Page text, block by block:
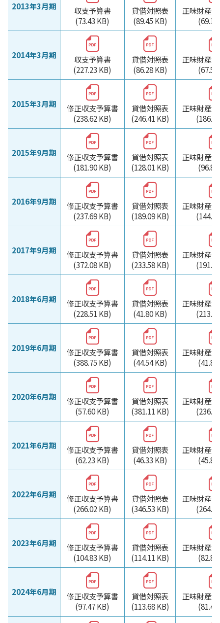
2013年3月期
収支予算書
(73.43 KB)
貸借対照表
(89.45 KB)
正味財産
2014年3月期
収支予算書
(227.23 KB)
貸借対照表
(86.28 KB)
正味財産
2015年3月期
修正収支予算書
(238.62 KB)
貸借対照表
(246.41 KB)
正味財産
2015年9月期
修正収支予算書
(181.90 KB)
貸借対照表
(128.01 KB)
正味財産
2016年9月期
修正収支予算書
(237.69 KB)
貸借対照表
(189.09 KB)
正味財産
2017年9月期
修正収支予算書
(372.08 KB)
貸借対照表
(233.58 KB)
正味財産
2018年6月期
修正収支予算書
(228.51 KB)
貸借対照表
(41.80 KB)
正味財産
2019年6月期
修正収支予算書
(388.75 KB)
貸借対照表
(44.54 KB)
正味財産
2020年6月期
修正収支予算書
(57.60 KB)
貸借対照表
(381.11 KB)
正味財産
2021年6月期
修正収支予算書
(62.23 KB)
貸借対照表
(46.33 KB)
正味財産
2022年6月期
修正収支予算書
(266.02 KB)
貸借対照表
(346.53 KB)
正味財産
2023年6月期
修正収支予算書
(104.83 KB)
貸借対照表
(114.11 KB)
正味財産
2024年6月期
修正収支予算書
(97.47 KB)
貸借対照表
(113.68 KB)
正味財産